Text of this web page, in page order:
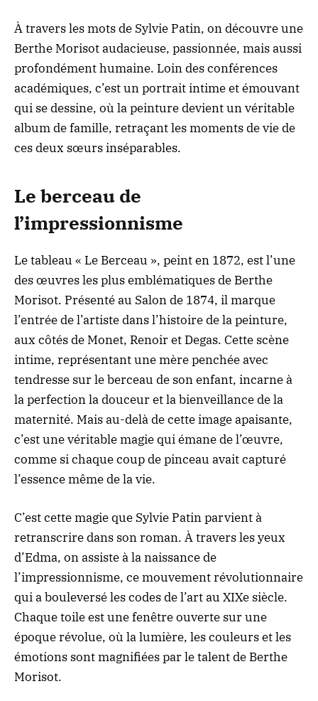
À travers les mots de Sylvie Patin, on découvre une
Berthe Morisot audacieuse, passionnée, mais aussi
profondément humaine. Loin des conférences
académiques, c’est un portrait intime et émouvant
qui se dessine, où la peinture devient un véritable
album de famille, retraçant les moments de vie de
ces deux sœurs inséparables.
Le berceau de
l’impressionnisme
Le tableau « Le Berceau », peint en 1872, est l’une
des œuvres les plus emblématiques de Berthe
Morisot. Présenté au Salon de 1874, il marque
l’entrée de l’artiste dans l’histoire de la peinture,
aux côtés de Monet, Renoir et Degas. Cette scène
intime, représentant une mère penchée avec
tendresse sur le berceau de son enfant, incarne à
la perfection la douceur et la bienveillance de la
maternité. Mais au-delà de cette image apaisante,
c’est une véritable magie qui émane de l’œuvre,
comme si chaque coup de pinceau avait capturé
l’essence même de la vie.
C’est cette magie que Sylvie Patin parvient à
retranscrire dans son roman. À travers les yeux
d’Edma, on assiste à la naissance de
l’impressionnisme, ce mouvement révolutionnaire
qui a bouleversé les codes de l’art au XIXe siècle.
Chaque toile est une fenêtre ouverte sur une
époque révolue, où la lumière, les couleurs et les
émotions sont magnifiées par le talent de Berthe
Morisot.